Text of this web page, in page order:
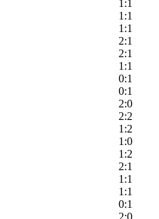
1:1
1:1
1:1
2:1
2:1
1:1
0:1
0:1
2:0
2:2
1:2
1:0
1:2
2:1
1:1
1:1
0:1